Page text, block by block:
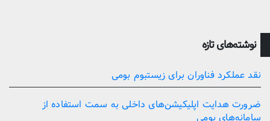
نوشته‌های تازه
نقد عملکرد فناوران برای زیستبوم بومی
ضرورت هدایت اپلیکیشن‌های داخلی به سمت استفاده از
سامانه‌های بومی